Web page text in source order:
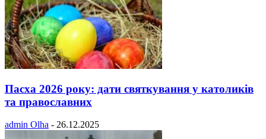
Пасха 2026 року: дати святкування у католиків
та православних
admin Olha - 26.12.2025